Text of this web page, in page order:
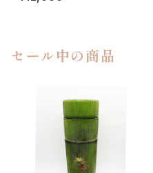
セール中の商品